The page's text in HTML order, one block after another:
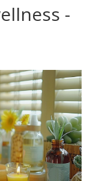
-